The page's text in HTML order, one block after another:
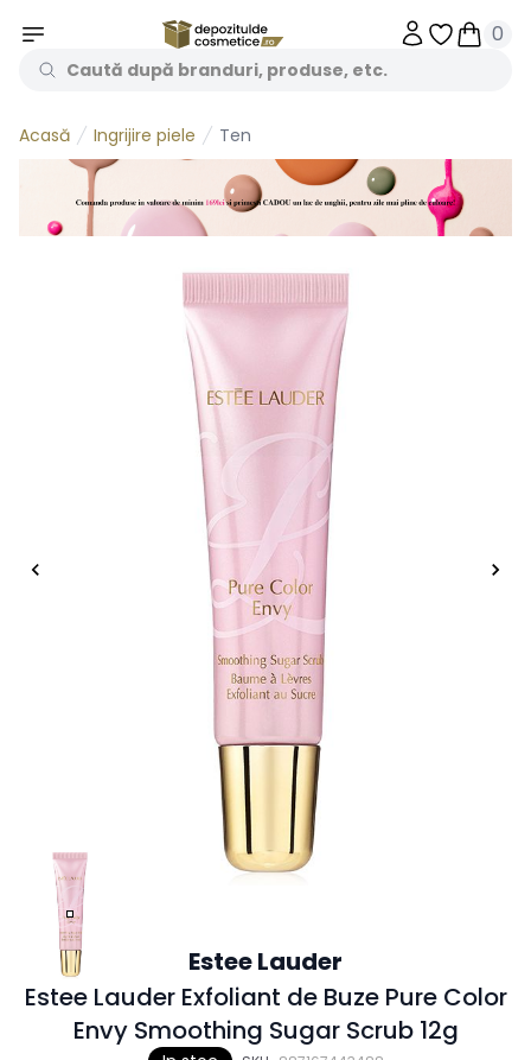
Obiecte
0
Acasă Ingrijire piele Ten
Estee Lauder
Estee Lauder Exfoliant de Buze Pure Color
Envy Smoothing Sugar Scrub 12g